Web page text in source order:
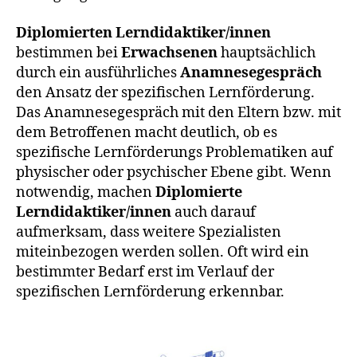
Diplomierten Lerndidaktiker/innen
bestimmen beiErwachsenenhauptsächlich
durch ein ausführlichesAnamnesegespräch
den Ansatz der spezifischen Lernförderung.
Das Anamnesegespräch mit den Eltern bzw. mit
dem Betroffenen macht deutlich, ob es
spezifische Lernförderungs Problematiken auf
physischer oder psychischer Ebene gibt. Wenn
notwendig, machenDiplomierte
Lerndidaktiker/innen auch darauf
aufmerksam, dass weitere Spezialisten
miteinbezogen werden sollen. Oft wird ein
bestimmter Bedarf erst im Verlauf der
spezifischen Lernförderung erkennbar.